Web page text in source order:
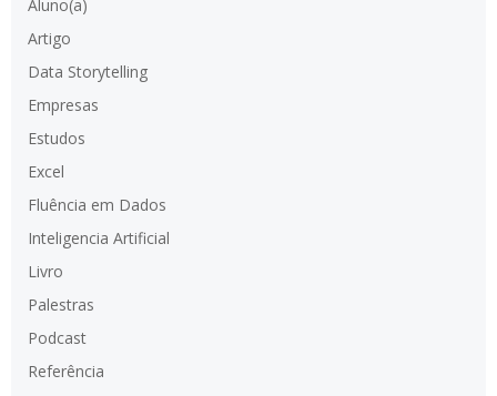
Aluno(a)
Artigo
Data Storytelling
Empresas
Estudos
Excel
Fluência em Dados
Inteligencia Artificial
Livro
Palestras
Podcast
Referência